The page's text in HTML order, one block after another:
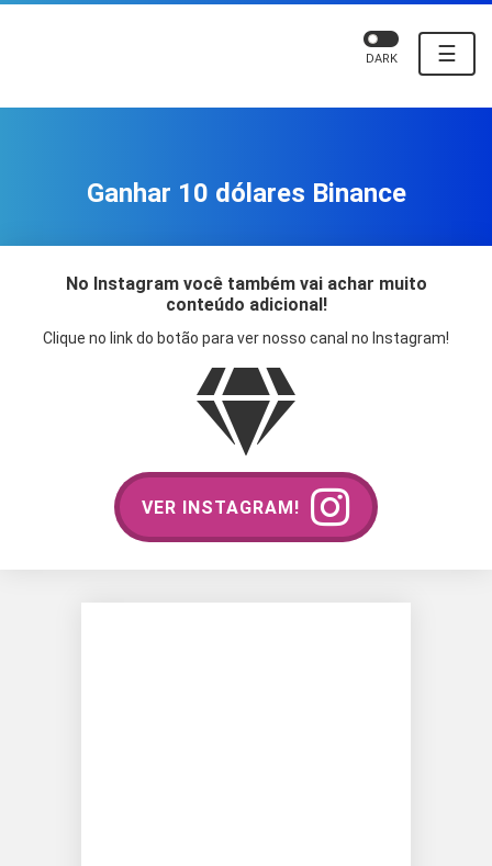
☰
DARK
Ganhar 10 dólares Binance
No Instagram você também vai achar muito
conteúdo adicional!
Clique no link do botão para ver nosso canal no Instagram!
VER INSTAGRAM!